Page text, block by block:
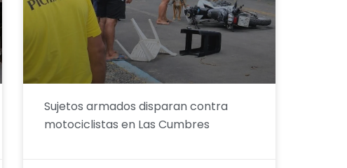
Sujetos armados disparan contra
motociclistas en Las Cumbres